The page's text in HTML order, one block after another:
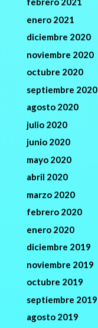
enero 2021
diciembre 2020
noviembre 2020
octubre 2020
septiembre 2020
agosto 2020
julio 2020
junio 2020
mayo 2020
abril 2020
marzo 2020
febrero 2020
enero 2020
diciembre 2019
noviembre 2019
octubre 2019
septiembre 2019
agosto 2019